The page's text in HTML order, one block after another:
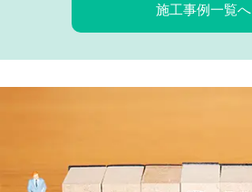
施工事例一覧へ